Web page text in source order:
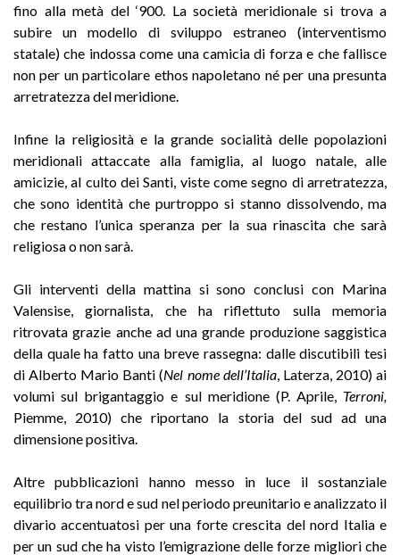
fino alla metà del ‘900. La società meridionale si trova a
subire un modello di sviluppo estraneo (interventismo
statale) che indossa come una camicia di forza e che fallisce
non per un particolare ethos napoletano né per una presunta
arretratezza del meridione.
Infine la religiosità e la grande socialità delle popolazioni
meridionali attaccate alla famiglia, al luogo natale, alle
amicizie, al culto dei Santi, viste come segno di arretratezza,
che sono identità che purtroppo si stanno dissolvendo, ma
che restano l’unica speranza per la sua rinascita che sarà
religiosa o non sarà.
Gli interventi della mattina si sono conclusi con Marina
Valensise, giornalista, che ha riflettuto sulla memoria
ritrovata grazie anche ad una grande produzione saggistica
della quale ha fatto una breve rassegna: dalle discutibili tesi
di Alberto Mario Banti (Nel nome dell’Italia, Laterza, 2010) ai
volumi sul brigantaggio e sul meridione (P. Aprile, Terroni,
Piemme, 2010) che riportano la storia del sud ad una
dimensione positiva.
Altre pubblicazioni hanno messo in luce il sostanziale
equilibrio tra nord e sud nel periodo preunitario e analizzato il
divario accentuatosi per una forte crescita del nord Italia e
per un sud che ha visto l’emigrazione delle forze migliori che